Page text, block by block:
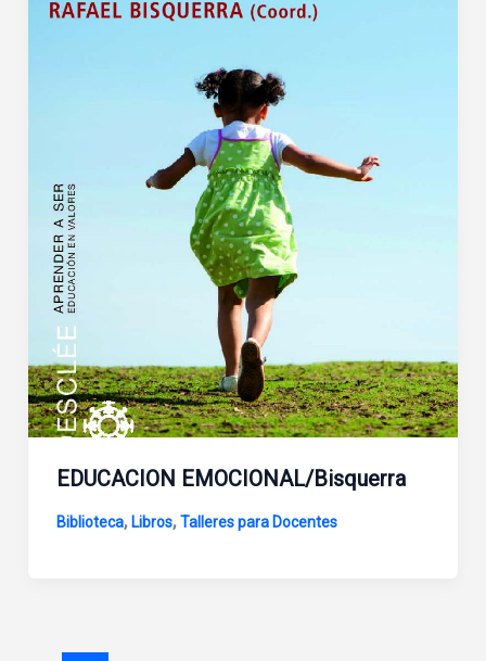
EDUCACION EMOCIONAL/Bisquerra
Biblioteca, Libros,Talleres para Docentes